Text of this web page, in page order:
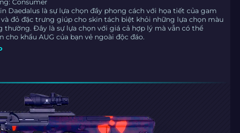
Consumer
Daedalus là sự lựa chọn đầy phong cách với họa tiết của gam
đỏ đặc trưng giúp cho skin tách biệt khỏi những lựa chọn màu
thường. Đây là sự lựa chọn với giá cả hợp lý mà vẫn có thể
cho khẩu AUG của bạn vẻ ngoài độc đáo.